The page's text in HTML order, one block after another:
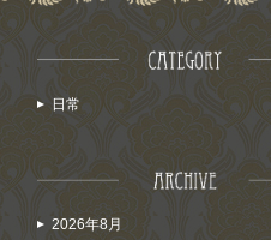
日常
2026年8月